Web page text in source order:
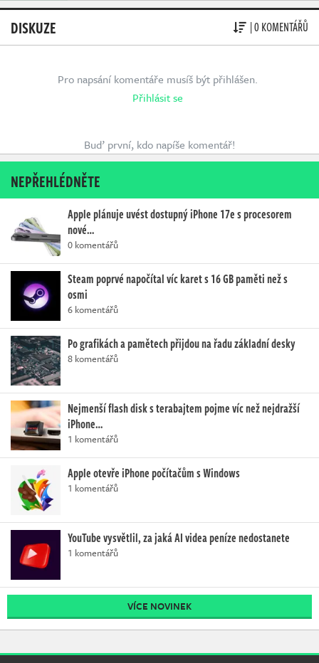
DISKUZE | 0 KOMENTÁŘŮ
Pro napsání komentáře musíš být přihlášen.
Přihlásit se
Buď první, kdo napíše komentář!
NEPŘEHLÉDNĚTE
Apple plánuje uvést dostupný iPhone 17e s procesorem
nové…
0 komentářů
Steam poprvé napočítal víc karet s 16 GB paměti než s
osmi
6 komentářů
Po grafikách a pamětech přijdou na řadu základní desky
8 komentářů
Nejmenší flash disk s terabajtem pojme víc než nejdražší
iPhone…
1 komentářů
Apple otevře iPhone počítačům s Windows
1 komentářů
YouTube vysvětlil, za jaká AI videa peníze nedostanete
1 komentářů
VÍCE NOVINEK